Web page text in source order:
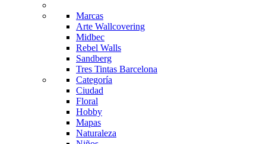
Marcas
Arte Wallcovering
Midbec
Rebel Walls
Sandberg
Tres Tintas Barcelona
Categoría
Ciudad
Floral
Hobby
Mapas
Naturaleza